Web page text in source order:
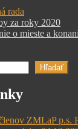
rada
za roky 2020
o mieste a
Hľadať
ZMLaP p.s.